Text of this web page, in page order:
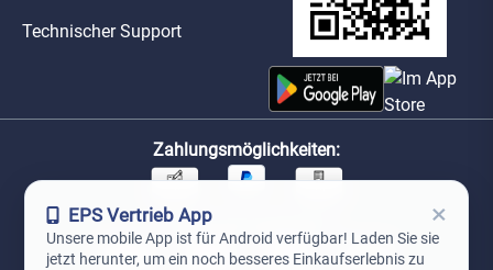
Technischer Support
Zahlungsmöglichkeiten:
Unsere Versandpartner:
EPS Vertrieb App ×
Unsere mobile App ist für Android verfügbar! Laden Sie sie
jetzt herunter, um ein noch besseres Einkaufserlebnis zu